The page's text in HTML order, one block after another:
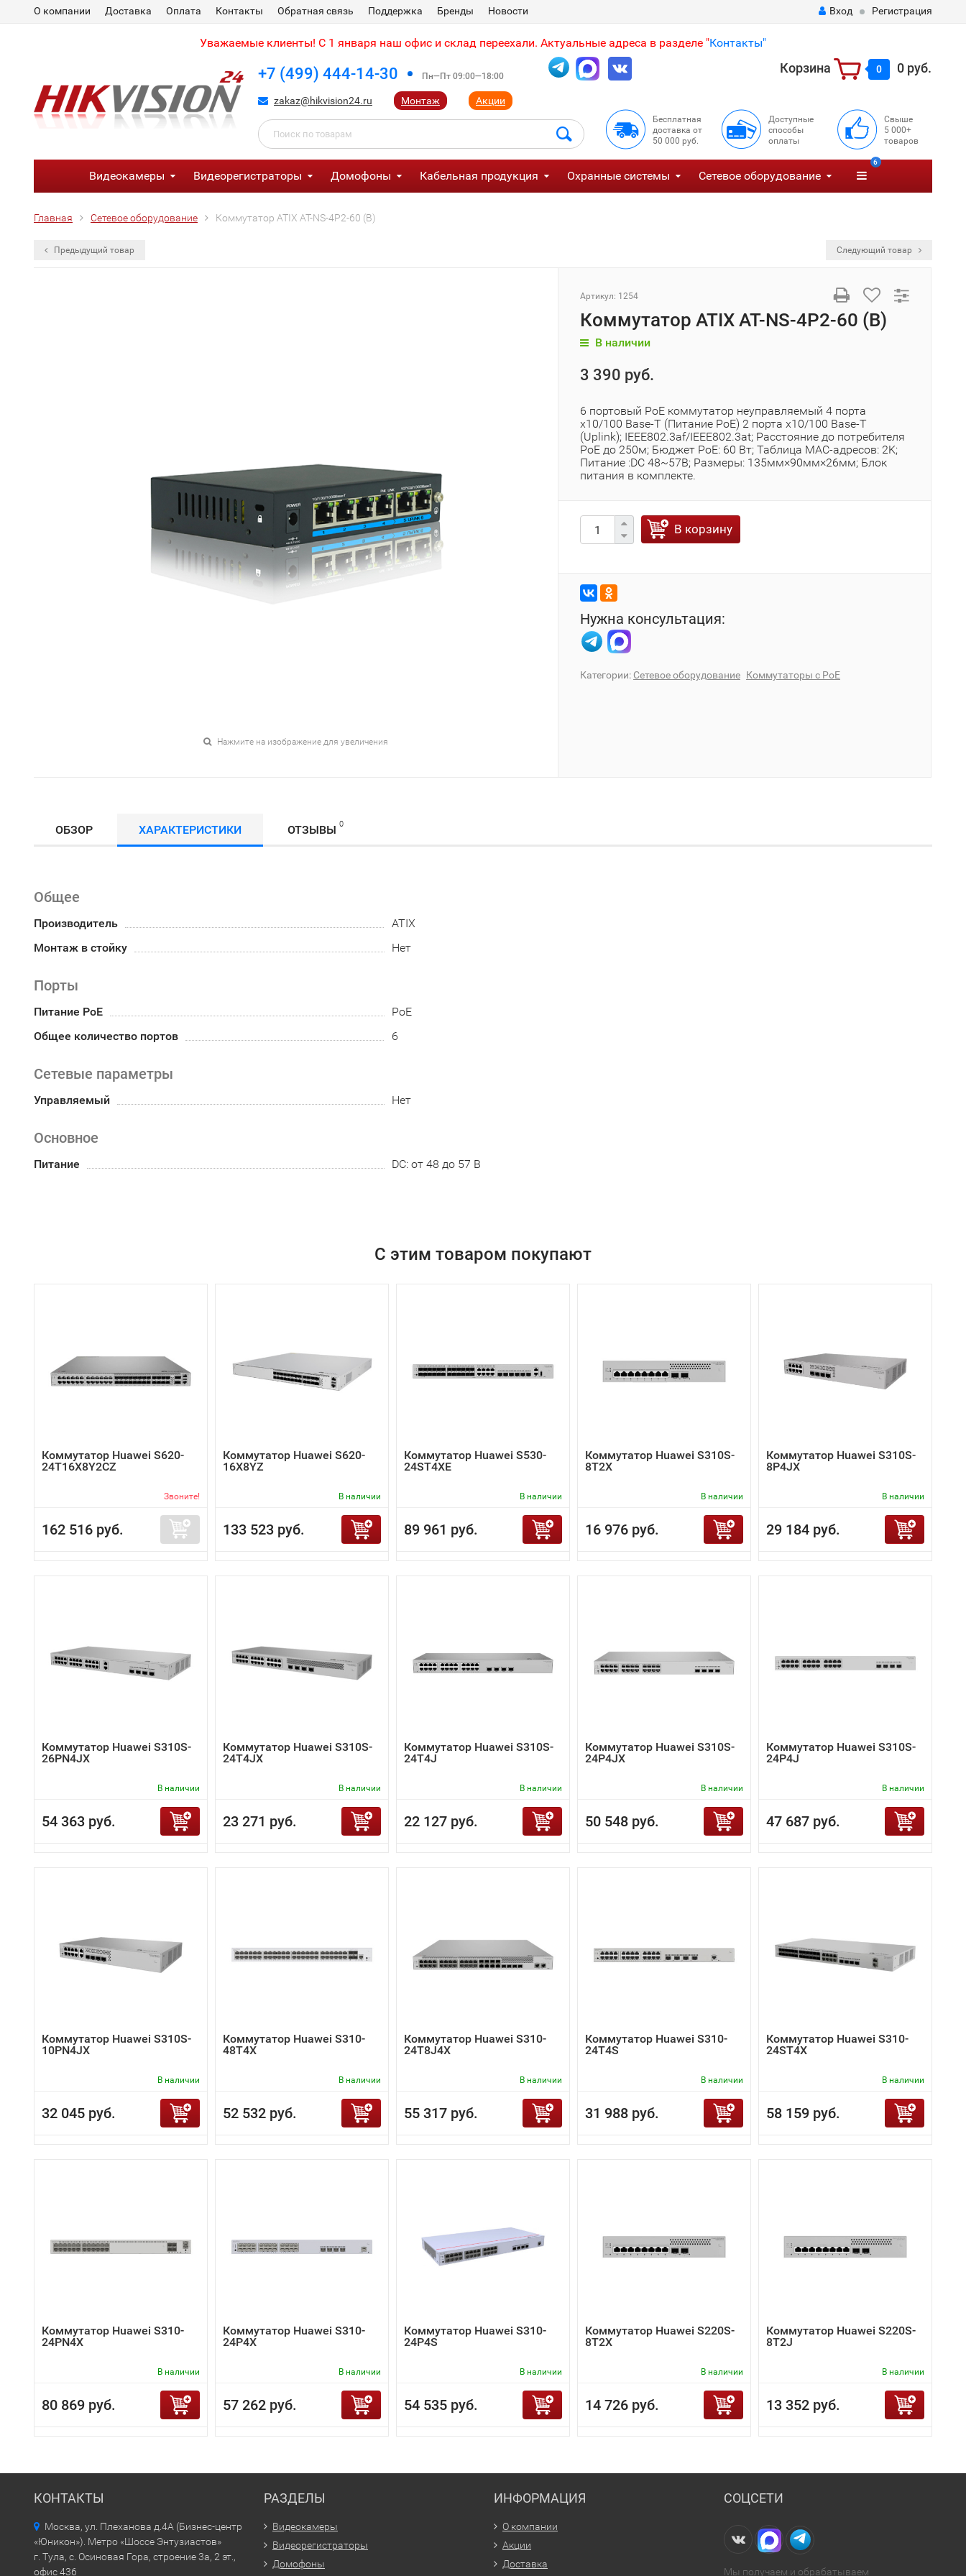
О компании Доставка Оплата Контакты Обратная связь Поддержка Бренды Новости Вход Регистрация
Уважаемые клиенты! С 1 января наш офис и склад переехали. Актуальные адреса в разделе "Контакты"
+7 (499) 444-14-30 Пн—Пт 09:00—18:00
zakaz@hikvision24.ru Монтаж Акции
Корзина 0 0 руб.
Бесплатная
доставка от
50 000 руб.
Доступные
способы
оплаты
Свыше
5 000+
товаров
Видеокамеры Видеорегистраторы Домофоны Кабельная продукция Охранные системы Сетевое оборудование
6
Главная Сетевое оборудование Коммутатор ATIX AT-NS-4P2-60 (B)
Предыдущий товар Следующий товар
Нажмите на изображение для увеличения
Артикул: 1254
Коммутатор ATIX AT-NS-4P2-60 (B)
В наличии
3 390 руб.
6 портовый РoЕ коммутатор неуправляемый 4 порта
x10/100 Base-T (Питание PoE) 2 порта x10/100 Base-T
(Uplink); IEEE802.3af/IEEE802.3at; Расстояние до потребителя
PoE до 250м; Бюджет РoЕ: 60 Вт; Таблица MAC-адресов: 2K;
Питание :DC 48~57В; Размеры: 135мм×90мм×26мм; Блок
питания в комплекте.
В корзину
Нужна консультация:
Категории: Сетевое оборудование Коммутаторы с PoE
ОБЗОР ХАРАКТЕРИСТИКИ ОТЗЫВЫ 0
Общее
Производитель
ATIX
Монтаж в стойку
Нет
Порты
Питание PoE
PoE
Общее количество портов
6
Сетевые параметры
Управляемый Нет
Основное
Питание DC: от 48 до 57 В
С этим товаром покупают
Коммутатор Huawei S620-
24T16X8Y2CZ
Звоните!
162 516 руб.
Коммутатор Huawei S620-
16X8YZ
В наличии
133 523 руб.
Коммутатор Huawei S530-
24ST4XE
В наличии
89 961 руб.
Коммутатор Huawei S310S-
8T2X
В наличии
16 976 руб.
Коммутатор Huawei S310S-
8P4JX
В наличии
29 184 руб.
Коммутатор Huawei S310S-
26PN4JX
В наличии
54 363 руб.
Коммутатор Huawei S310S-
24T4JX
В наличии
23 271 руб.
Коммутатор Huawei S310S-
24T4J
В наличии
22 127 руб.
Коммутатор Huawei S310S-
24P4JX
В наличии
50 548 руб.
Коммутатор Huawei S310S-
24P4J
В наличии
47 687 руб.
Коммутатор Huawei S310S-
10PN4JX
В наличии
32 045 руб.
Коммутатор Huawei S310-
48T4X
В наличии
52 532 руб.
Коммутатор Huawei S310-
24T8J4X
В наличии
55 317 руб.
Коммутатор Huawei S310-
24T4S
В наличии
31 988 руб.
Коммутатор Huawei S310-
24ST4X
В наличии
58 159 руб.
Коммутатор Huawei S310-
24PN4X
В наличии
80 869 руб.
Коммутатор Huawei S310-
24P4X
В наличии
57 262 руб.
Коммутатор Huawei S310-
24P4S
В наличии
54 535 руб.
Коммутатор Huawei S220S-
8T2X
В наличии
14 726 руб.
Коммутатор Huawei S220S-
8T2J
В наличии
13 352 руб.
КОНТАКТЫ
Москва, ул. Плеханова д.4А (Бизнес-центр
«Юникон»). Метро «Шоссе Энтузиастов»
г. Тула, с. Осиновая Гора, строение 3а, 2 эт.,
офис 436
РАЗДЕЛЫ
Видеокамеры
Видеорегистраторы
Домофоны
ИНФОРМАЦИЯ
О компании
Акции
Доставка
СОЦСЕТИ
Мы получаем и обрабатываем